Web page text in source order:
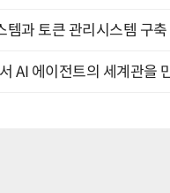
템과 토큰 관리시스템 구
AI 에이전트의 세계관을